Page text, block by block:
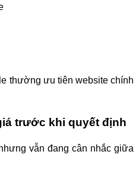
thường ưu tiên website chính
trước khi quyết định
vẫn đang cân nhắc giữa